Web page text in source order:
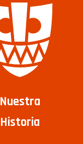
Nuestra
Historia